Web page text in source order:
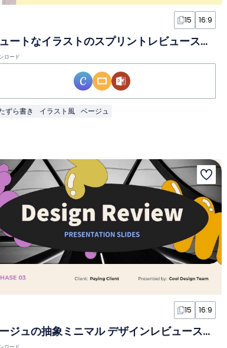
15 16:9
キュートなイラストのスプリントレビュースライド
ロード
ずら書き イラスト風 ベージュ
15 16:9
ベージュの抽象ミニマル デザインレビュースライド